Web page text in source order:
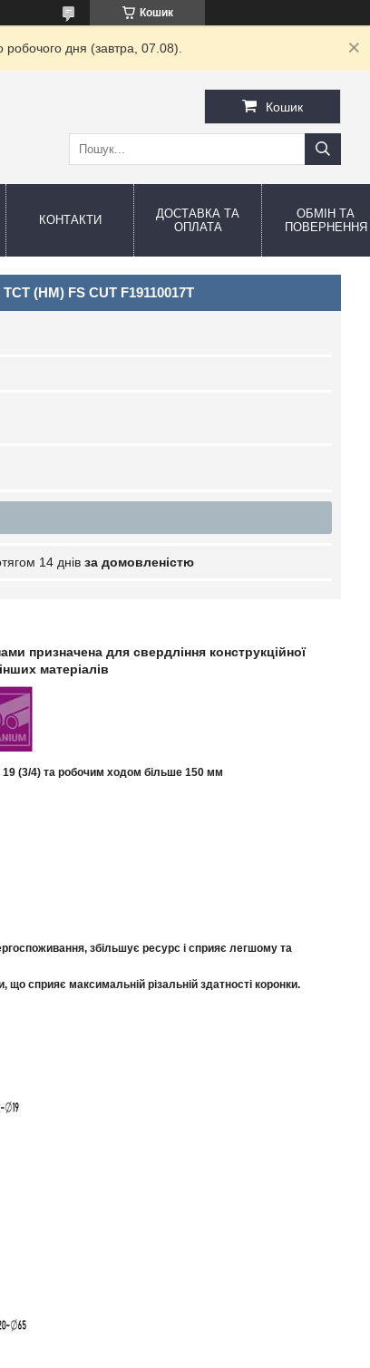
Кошик
дня (завтра, 07.08).
Кошик
КОНТАКТИ
ДОСТАВКА ТА
ОПЛАТА
ОБМІН ТА
ПОВЕРНЕННЯ
(HM) FS CUT F19110017T
14 днів за домовленістю
призначена для свердління конструкційної
матеріалів
19 (3/4) та робочим ходом більше 150 мм
збільшує ресурс і сприяє легшому та
сприяє максимальній різальній здатності коронки.